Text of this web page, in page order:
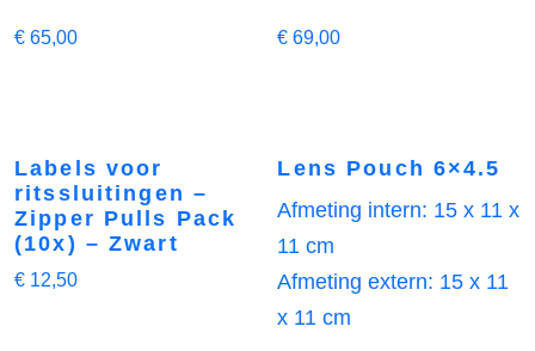
€ 65,00 € 69,00
Labels voor
ritssluitingen –
Zipper Pulls Pack
(10x) – Zwart
€ 12,50
Lens Pouch 6×4.5
Afmeting intern: 15 x 11 x
11 cm
Afmeting extern: 15 x 11
x 11 cm